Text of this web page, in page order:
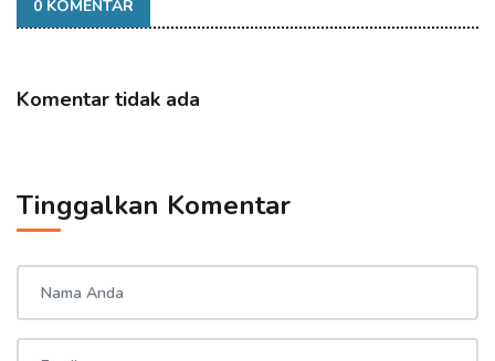
0 KOMENTAR
Komentar tidak ada
Tinggalkan Komentar